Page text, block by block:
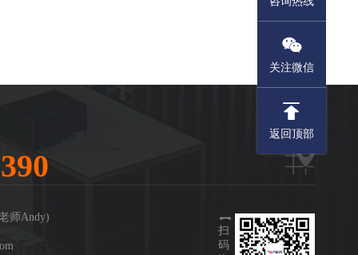
师Andy) 【
扫
码
关注微信
返回顶部